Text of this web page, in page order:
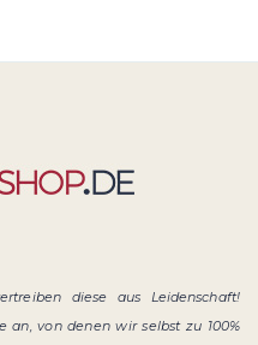
diese aus Leidenschaft!
von denen wir selbst zu 100%